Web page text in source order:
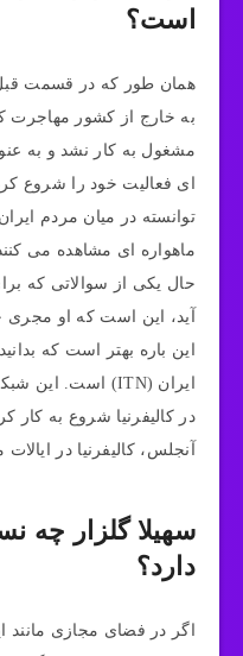
است؟
همان طور که در قسمت قبل
به خارج از کشور مهاجرت
مشغول به کار نشد و به
ای فعالیت خود را شروع
توانسته در میان مردم
ماهواره‌ ای مشاهده می‌
حال یکی از سوالاتی که
آید، این است که او مجری
این باره بهتر است که
در کالیفرنیا شروع به کار
آنجلس، کالیفرنیا در
سهیلا گلزار چه
دارد؟
اگر در فضای مجازی مانند